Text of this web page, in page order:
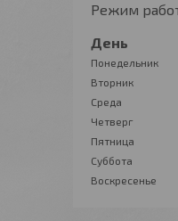
Режим
День
Понедельник
Вторник
Среда
Четверг
Пятница
Суббота
Воскресенье